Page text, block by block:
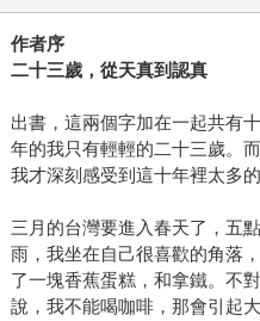
作者序
二十三歲，從天真到認真
出書，這兩個字加在一起共有
年的我只有輕輕的二十三歲。
我才深刻感受到這十年裡太多的
三月的台灣要進入春天了，五
雨，我坐在自己很喜歡的角落
了一塊香蕉蛋糕，和拿鐵。不
說，我不能喝咖啡，那會引起